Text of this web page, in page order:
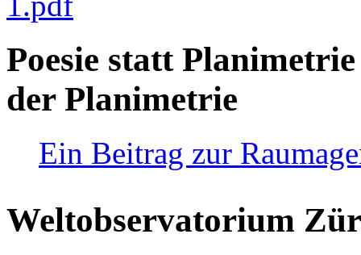
Poesie statt
der Planimetrie
Ein Beitrag zur
Weltobservatorium